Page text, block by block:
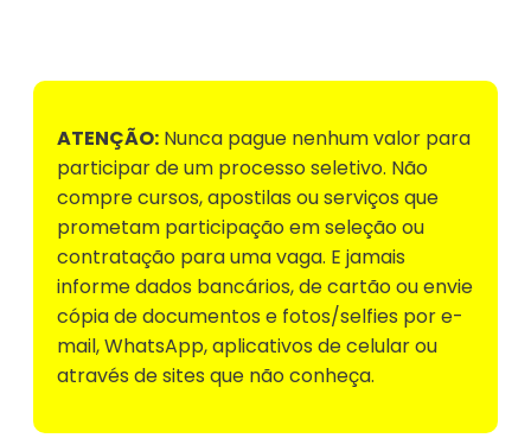
ATENÇÃO: Nunca pague nenhum valor para
participar de um processo seletivo. Não
compre cursos, apostilas ou serviços que
prometam participação em seleção ou
contratação para uma vaga. E jamais
informe dados bancários, de cartão ou envie
cópia de documentos e fotos/selfies por e-
mail, WhatsApp, aplicativos de celular ou
através de sites que não conheça.